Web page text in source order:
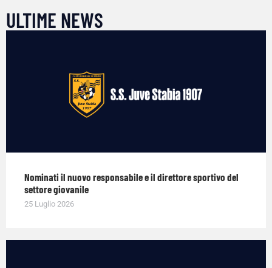
ULTIME NEWS
Nominati il nuovo responsabile e il direttore sportivo del
settore giovanile
25 Luglio 2026